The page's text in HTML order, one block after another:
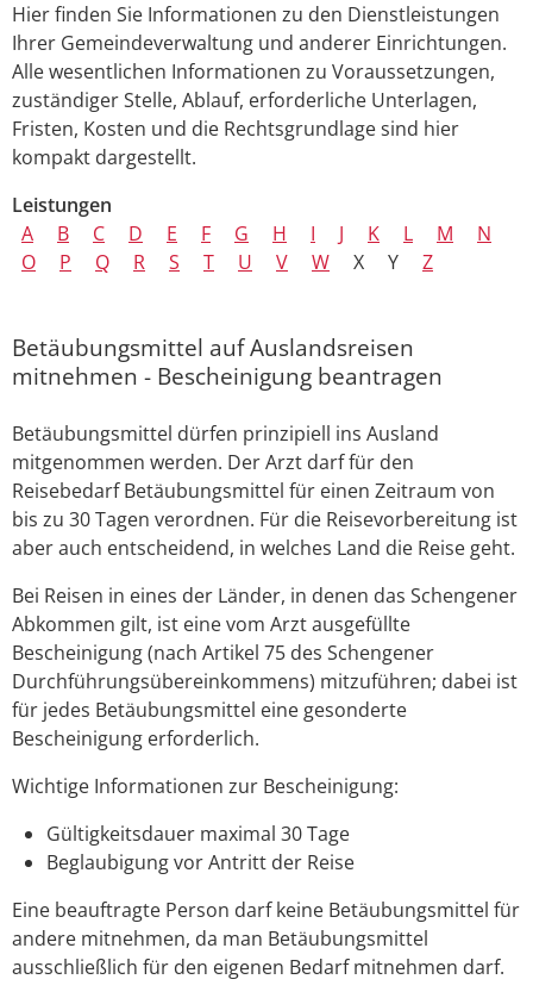
Hier finden Sie Informationen zu den Dienstleistungen
Ihrer Gemeindeverwaltung und anderer Einrichtungen.
Alle wesentlichen Informationen zu Voraussetzungen,
zuständiger Stelle, Ablauf, erforderliche Unterlagen,
Fristen, Kosten und die Rechtsgrundlage sind hier
kompakt dargestellt.
Leistungen
A
B C D E F G H I J K L M
N
O
P Q R S T U V W X Y Z
Betäubungsmittel auf Auslandsreisen
mitnehmen - Bescheinigung beantragen
Betäubungsmittel dürfen prinzipiell ins Ausland
mitgenommen werden. Der Arzt darf für den
Reisebedarf Betäubungsmittel für einen Zeitraum von
bis zu 30 Tagen verordnen. Für die Reisevorbereitung ist
aber auch entscheidend, in welches Land die Reise geht.
Bei Reisen in eines der Länder, in denen das Schengener
Abkommen gilt, ist eine vom Arzt ausgefüllte
Bescheinigung (nach Artikel 75 des Schengener
Durchführungsübereinkommens) mitzuführen; dabei ist
für jedes Betäubungsmittel eine gesonderte
Bescheinigung erforderlich.
Wichtige Informationen zur Bescheinigung:
Gültigkeitsdauer maximal 30 Tage
Beglaubigung vor Antritt der Reise
Eine beauftragte Person darf keine Betäubungsmittel für
andere mitnehmen, da man Betäubungsmittel
ausschließlich für den eigenen Bedarf mitnehmen darf.